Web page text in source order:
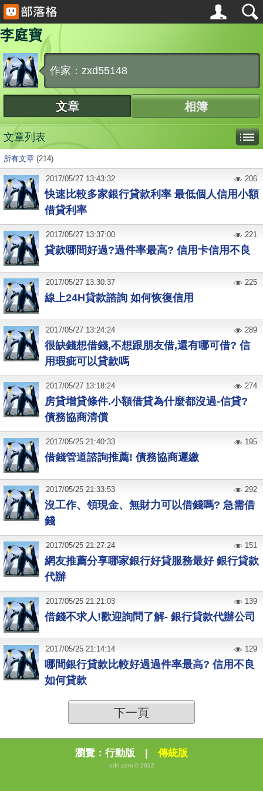
李庭寶
作家：zxd55148
文章 相簿
文章列表
所有文章 (214)
快速比較多家銀行貸款利率 最低個人信用小額
借貸利率
2017/05/27 13:43:32 206
貸款哪間好過?過件率最高? 信用卡信用不良
2017/05/27 13:37:00 221
線上24H貸款諮詢 如何恢復信用
2017/05/27 13:30:37 225
很缺錢想借錢,不想跟朋友借,還有哪可借? 信
用瑕疵可以貸款嗎
2017/05/27 13:24:24 289
房貸增貸條件.小額借貸為什麼都沒過-信貸?
債務協商清償
2017/05/27 13:18:24 274
借錢管道諮詢推薦! 債務協商遲繳
2017/05/25 21:40:33 195
沒工作、領現金、無財力可以借錢嗎? 急需借
錢
2017/05/25 21:33:53 292
網友推薦分享哪家銀行好貸服務最好 銀行貸款
代辦
2017/05/25 21:27:24 151
借錢不求人!歡迎詢問了解- 銀行貸款代辦公司
2017/05/25 21:21:03 139
哪間銀行貸款比較好過過件率最高? 信用不良
如何貸款
2017/05/25 21:14:14 129
下一頁
瀏覽： 行動版 | 傳統版
udn.com © 2012